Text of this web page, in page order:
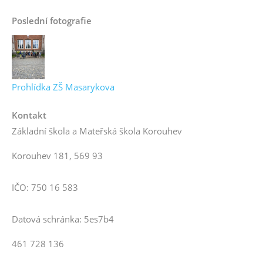
Poslední fotografie
Prohlídka ZŠ Masarykova
Kontakt
Základní škola a Mateřská škola Korouhev
Korouhev 181, 569 93
IČO: 750 16 583
Datová schránka: 5es7b4
461 728 136